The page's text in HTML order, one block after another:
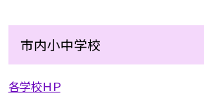
市内小中学校
各学校ＨＰ